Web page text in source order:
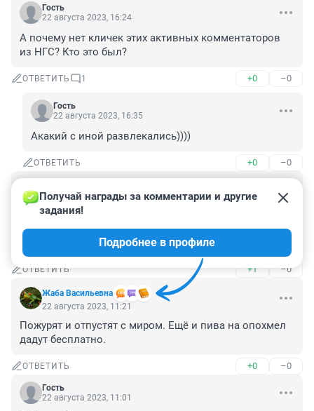
Гость
22 августа 2023, 16:24
А почему нет кличек этих активных комментаторов
из НГС? Кто это был?
ОТВЕТИТЬ 1 +0 –0
Гость
22 августа 2023, 16:35
Акакий с иной развлекались))))
ОТВЕТИТЬ +0 –0
22 августа 2023, 13:52
Фото, фото выкладывайте, это лучше любого
наказания. че за чувак такой с двумя бабами, жена в
ОТВЕТИТЬ +1 –0
Жаба Васильевна
Получай награды за комментарии и другие
задания!
Подробнее в профиле
22 августа 2023, 11:21
Пожурят и отпустят с миром. Ещё и пива на опохмел
дадут бесплатно.
ОТВЕТИТЬ +0 –0
Гость
22 августа 2023, 11:01